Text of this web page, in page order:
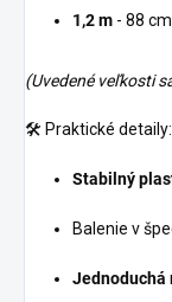
1,2 m - 88 cm
(Uvedené veľkosti
🛠️ Praktické detaily:
Stabilný
Balenie v
Jednoduchá